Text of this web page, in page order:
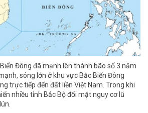
Đông đã mạnh lên thành bão số 3 năm
sóng lớn ở khu vực Bắc Biển Đông
trực tiếp đến đất liền Việt Nam. Trong khi
nhiều tỉnh Bắc Bộ đối mặt nguy cơ lũ